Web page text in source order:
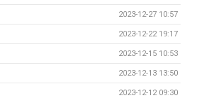
2023-12-27 10:57
2023-12-22 19:17
2023-12-15 10:53
2023-12-13 13:50
2023-12-12 09:30